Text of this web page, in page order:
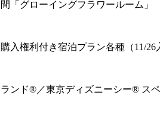
「グローイングフラワールーム」
入権利付き宿泊プラン各種（11/26
ンド®／東京ディズニーシー® ス